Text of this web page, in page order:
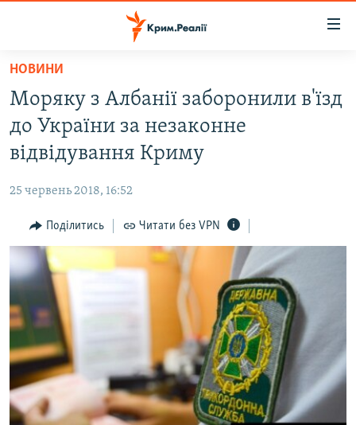
Перейти
основного
матеріалу
Перейти
до
основної
навігації
Перейти
до
пошуку
ВОДА.КРИМ
ВІДЕО ТА ФОТО
БЛОГИ
ПОГЛЯД
ІНТЕРВ'Ю
ВСЕ ЗА ДЕНЬ
СПЕЦПРОЕКТИ
ДЕПОРТАЦІЯ
ВІДЕОУРОКИ «ELIFBE»
СВІДЧЕННЯ ОКУПАЦІЇ
ЯК ОБІЙТИ БЛОКУВАННЯ
Русский
Qırımtatar
НОВИНИ
Моряку з Албанії заборонили в'їзд
до України за незаконне
відвідування Криму
25 червень 2018, 16:52
Поділитись Читати без VPN